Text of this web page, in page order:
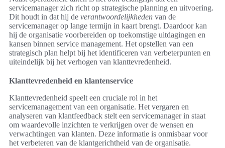
servicemanager zich richt op strategische planning en uitvoering.
Dit houdt in dat hij de verantwoordelijkheden van de
servicemanager op lange termijn in kaart brengt. Daardoor kan
hij de organisatie voorbereiden op toekomstige uitdagingen en
kansen binnen service management. Het opstellen van een
strategisch plan helpt bij het identificeren van verbeterpunten en
uiteindelijk bij het verhogen van klanttevredenheid.
Klanttevredenheid en klantenservice
Klanttevredenheid speelt een cruciale rol in het
servicemanagement van een organisatie. Het vergaren en
analyseren van klantfeedback stelt een servicemanager in staat
om waardevolle inzichten te verkrijgen over de wensen en
verwachtingen van klanten. Deze informatie is onmisbaar voor
het verbeteren van de klantgerichtheid van de organisatie.